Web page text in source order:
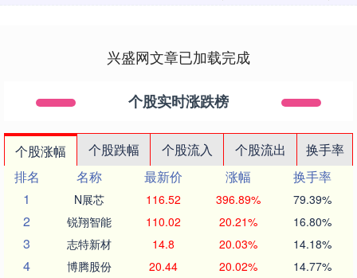
兴盛网文章已加载完成
个股实时涨跌榜
个股涨幅 个股跌幅 个股流入 个股流出
换手率
排名
名称 最新价 涨幅
换手率
1
N展芯 116.52 396.89% 79.39%
2 锐翔智能 110.02 20.21% 16.80%
3 志特新材 14.8 20.03% 14.18%
4 博腾股份 20.44 20.02% 14.77%